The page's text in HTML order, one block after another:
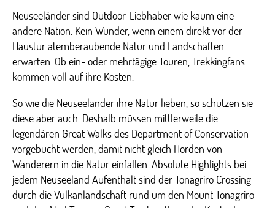
Neuseeländer sind Outdoor-Liebhaber wie kaum eine
andere Nation. Kein Wunder, wenn einem direkt vor der
Haustür atemberaubende Natur und Landschaften
erwarten. Ob ein- oder mehrtägige Touren, Trekkingfans
kommen voll auf ihre Kosten.
So wie die Neuseeländer ihre Natur lieben, so schützen sie
diese aber auch. Deshalb müssen mittlerweile die
legendären Great Walks des Department of Conservation
vorgebucht werden, damit nicht gleich Horden von
Wanderern in die Natur einfallen. Absolute Highlights bei
jedem Neuseeland Aufenthalt sind der Tonagriro Crossing
durch die Vulkanlandschaft rund um den Mount Tonagriro